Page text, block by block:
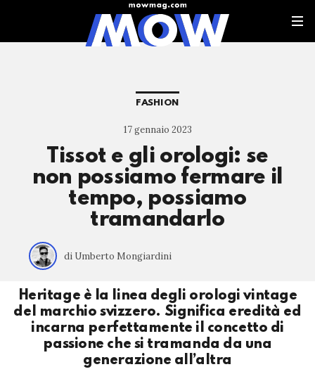
FASHION
17 gennaio 2023
Tissot e gli orologi: se
non possiamo fermare il
tempo, possiamo
tramandarlo
di Umberto Mongiardini
Heritage è la linea degli orologi vintage
del marchio svizzero. Significa eredità ed
incarna perfettamente il concetto di
passione che si tramanda da una
generazione all’altra